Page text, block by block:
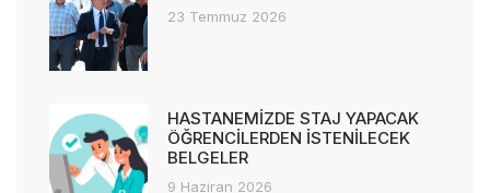
23 Temmuz 2026
HASTANEMİZDE STAJ YAPACAK
ÖĞRENCİLERDEN İSTENİLECEK
BELGELER
9 Haziran 2026